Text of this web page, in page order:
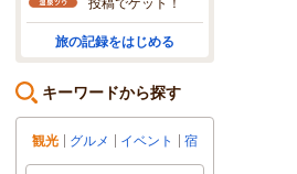
旅の記録をはじめる
キーワードから探す
観光 グルメ イベント 宿